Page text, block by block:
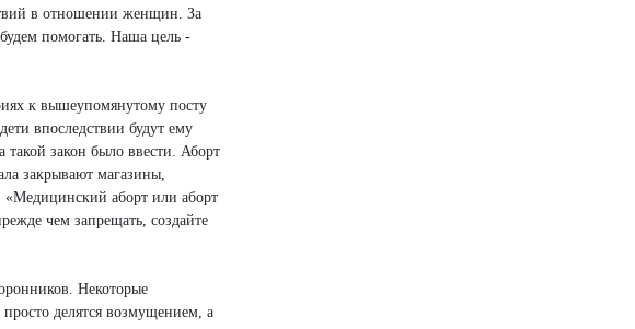
в отношении женщин. За
помогать. Наша цель -
к вышеупомянутому посту
впоследствии будут ему
закон было ввести. Аборт
закрывают магазины,
аборт или аборт
чем запрещать, создайте
Некоторые
делятся возмущением, а